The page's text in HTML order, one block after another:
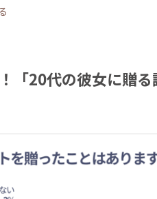
「20代の彼女に贈